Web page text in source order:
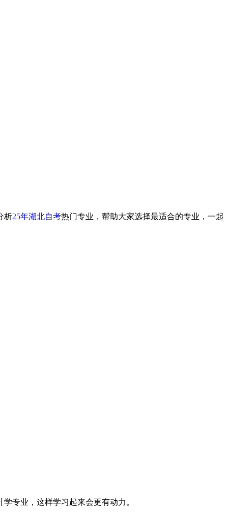
析25年湖北自考热门专业，帮助大家选择最适合的专业，一起
专业，这样学习起来会更有动力。